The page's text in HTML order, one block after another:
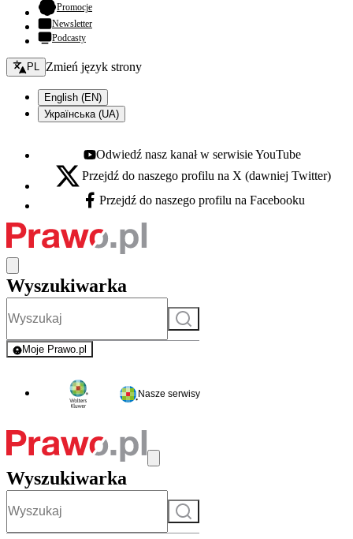
Promocje- otwiera się w nowej karcie
Newsletter
Podcasty
Zmień język - bieżący:
PL Zmień język strony
English (EN)
Українська (UA)
Youtube - otwiera się w nowej karcie
Odwiedź nasz kanał w serwisie YouTube
X - otwiera się w nowej karcie
Przejdź do naszego profilu na X (dawniej Twitter)
Facebook - otwiera się w nowej karcie
Przejdź do naszego profilu na Facebooku
Wyszukiwarka
Szukaj
Moje Prawo.pl
- rejestracja i logowanie do serwisu
Nasze serwisy
Wyszukiwarka
Szukaj